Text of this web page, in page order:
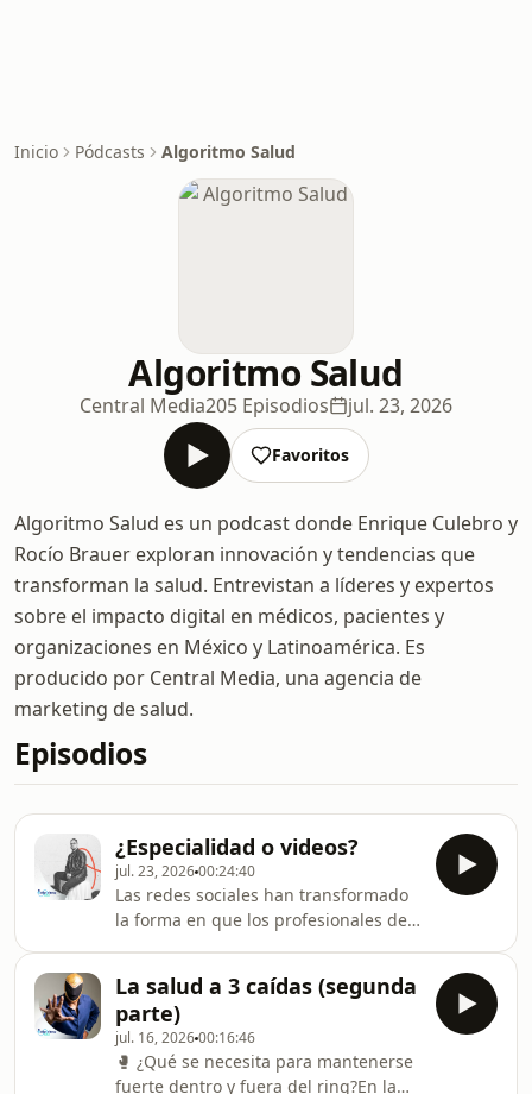
Inicio Pódcasts Algoritmo Salud
Algoritmo Salud
Central Media205 Episodios jul. 23, 2026
Favoritos
Algoritmo Salud es un podcast donde Enrique Culebro y
Rocío Brauer exploran innovación y tendencias que
transforman la salud. Entrevistan a líderes y expertos
sobre el impacto digital en médicos, pacientes y
organizaciones en México y Latinoamérica. Es
producido por Central Media, una agencia de
marketing de salud.
Episodios
¿Especialidad o videos?
jul. 23, 202600:24:40
Las redes sociales han transformado
la forma en que los profesionales de
episodio de Algoritmo Salud, se
analiza cómo los médicos enfrentan el
reto de equilibrar su formación clínica
con la comunicación en plataformas
La salud a 3 caídas (segunda
parte)
jul. 16, 202600:16:46
🥊 ¿Qué se necesita para mantenerse
fuerte dentro y fuera del ring?En la